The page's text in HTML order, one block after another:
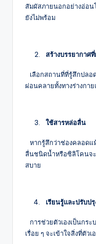
สัมผัสภายนอกอย่างอ่อน
ยังไม่พร้อม
สร้างบรรยากาศ
เลือกสถานที่ที่รู้สึกปลอ
ผ่อนคลายทั้งทางร่างกา
ใช้สารหล่อลื่น
หากรู้สึกว่าช่องคลอดแ
ลื่นชนิดน้ำหรือซิลิโคนจะ
สบาย
เรียนรู้และปรับ
การช่วยตัวเองเป็นกระ
เรื่อย ๆ จะเข้าใจสิ่งที่ตั